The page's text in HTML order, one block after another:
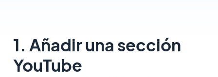
1. Añadir una sección
YouTube